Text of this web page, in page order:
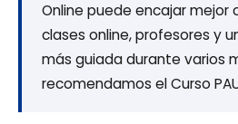
Online puede encajar mejor
clases online, profesores y
más guiada durante varios
recomendamos el Curso